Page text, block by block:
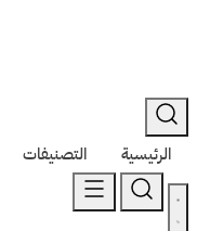
الرئيسية التصنيفات